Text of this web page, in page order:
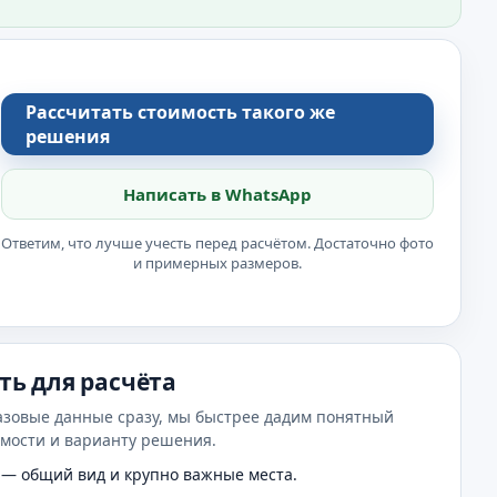
Рассчитать стоимость такого же
решения
Написать в WhatsApp
Ответим, что лучше учесть перед расчётом. Достаточно фото
и примерных размеров.
для расчёта
данные сразу, мы быстрее дадим понятный
и варианту решения.
общий вид и крупно важные места.